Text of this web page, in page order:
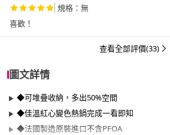
規格：無
喜歡！
查看全部評價(33)
圖文詳情
◆可堆疊收納，多出50%空間
◆佳溫紅心變色熱鍋完成一看即知
◆法國製造原裝進口不含PFOA